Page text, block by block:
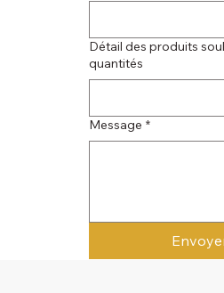
Détail des produits
quantités
Message *